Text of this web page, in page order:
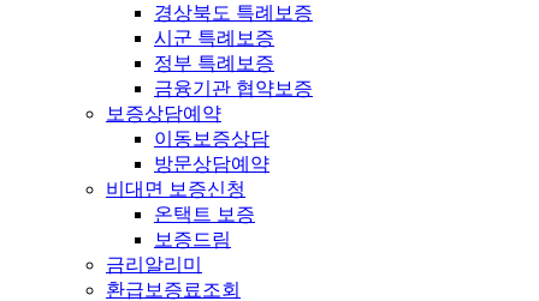
경상북도 특례보증
시군 특례보증
정부 특례보증
금융기관 협약보증
보증상담예약
이동보증상담
방문상담예약
비대면 보증신청
온택트 보증
보증드림
금리알리미
환급보증료조회